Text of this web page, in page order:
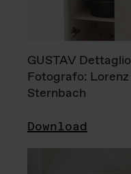
GUSTAV Dettaglio
Fotografo: Lorenz
Sternbach
Download